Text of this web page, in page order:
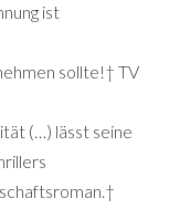
ist
sollte!† TV
(…) lässt seine